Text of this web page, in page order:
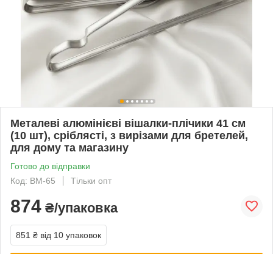
Металеві алюмінієві вішалки-плічики 41 см
(10 шт), сріблясті, з вирізами для бретелей,
для дому та магазину
Готово до відправки
Код: ВМ-65
Тільки опт
874 ₴/упаковка
851 ₴ від 10 упаковок